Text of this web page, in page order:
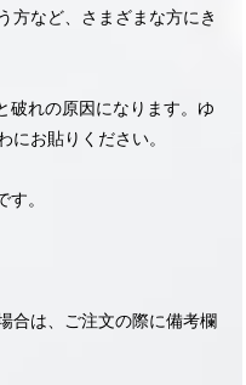
方など、さまざまな方にき
破れの原因になります。ゆ
にお貼りください。
。
は、ご注文の際に備考欄